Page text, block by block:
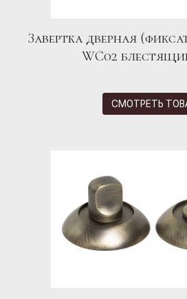
Завертка дверная
WC02
СМОТРЕТЬ